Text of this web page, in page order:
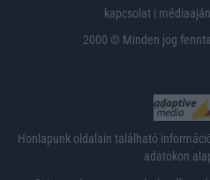
kapcsolat |
2000 © Minden jog
Honlapunk oldalain található
adatokon